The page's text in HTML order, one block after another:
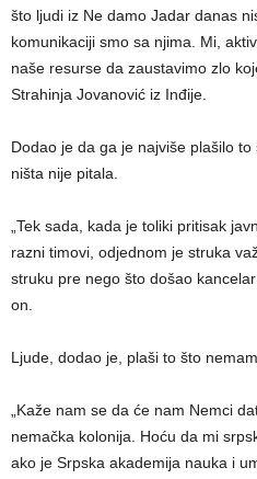
što ljudi iz Ne damo Jadar danas
komunikaciji smo sa njima. Mi,
naše resurse da zaustavimo zlo
Strahinja Jovanović iz Inđije.
Dodao je da ga je najviše plašilo
ništa nije pitala.
„Tek sada, kada je toliki pritisak
razni timovi, odjednom je struka
struku pre nego što došao
on.
Ljude, dodao je, plaši to što
„Kaže nam se da će nam Nemci
nemačka kolonija. Hoću da mi
ako je Srpska akademija nauka i